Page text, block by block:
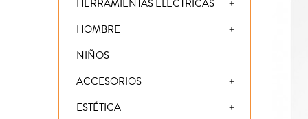
HERRAMIENTAS ELÉCTRICAS
HOMBRE
NIÑOS
ACCESORIOS
ESTÉTICA